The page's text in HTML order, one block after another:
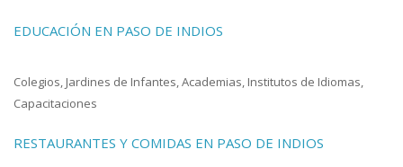
EDUCACIÓN EN PASO DE INDIOS
Colegios, Jardines de Infantes, Academias, Institutos de Idiomas,
Capacitaciones
RESTAURANTES Y COMIDAS EN PASO DE INDIOS